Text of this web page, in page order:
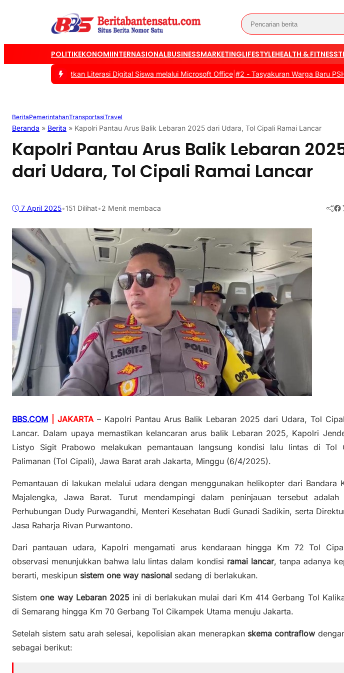
POLITIKEKONOMIINTERNASIONALBUSINESSMARKETINGLIFESTYLEHEALTH & FITNESS
Fokus Tingkatkan Literasi Digital Siswa melalui Microsoft Office |#2 -Tasyakuran Warga Baru PSHT
BeritaPemerintahanTransportasiTravel
Beranda » Berita » Kapolri Pantau Arus Balik Lebaran 2025 dari Udara, Tol Cipali Ramai Lancar
Kapolri Pantau Arus Balik Lebaran
dari Udara, Tol Cipali Ramai Lancar
7 April 2025•151 Dilihat•2 Menit membaca Facebook Twitter
BBS.COM | JAKARTA– Kapolri Pantau Arus Balik Lebaran 2025 dari Udara, Tol
Lancar. Dalam upaya memastikan kelancaran arus balik Lebaran 2025, Kapolri
Listyo Sigit Prabowo melakukan pemantauan langsung kondisi lalu lintas di Tol
Palimanan (Tol Cipali), Jawa Barat arah Jakarta, Minggu (6/4/2025).
Pemantauan di lakukan melalui udara dengan menggunakan helikopter dari Bandara
Majalengka, Jawa Barat. Turut mendampingi dalam peninjauan tersebut adalah
Perhubungan Dudy Purwagandhi, Menteri Kesehatan Budi Gunadi Sadikin, serta
Jasa Raharja Rivan Purwantono.
Dari pantauan udara, Kapolri mengamati arus kendaraan hingga Km 72 Tol
observasi menunjukkan bahwa lalu lintas dalam kondisi ramai lancar, tanpa adanya
berarti, meskipun sistem one way nasional sedang di berlakukan.
Sistemone way Lebaran 2025 ini di berlakukan mulai dari Km 414 Gerbang Tol
di Semarang hingga Km 70 Gerbang Tol Cikampek Utama menuju Jakarta.
Setelah sistem satu arah selesai, kepolisian akan menerapkan skema contraflow
sebagai berikut: